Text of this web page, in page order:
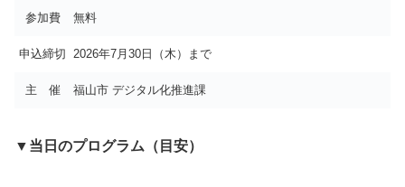
参加費 無料
申込締切 2026年7月30日（木）まで
主 催 福山市 デジタル化推進課
▼ 当日のプログラム（目安）